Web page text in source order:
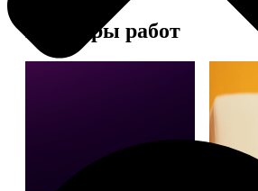
Примеры работ